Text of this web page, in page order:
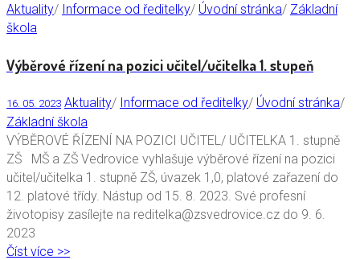
Aktuality/ Informace od ředitelky/ Úvodní stránka/ Základní
škola
Výběrové řízení na pozici učitel/učitelka 1. stupeň
16. 05. 2023 Aktuality/ Informace od ředitelky/ Úvodní stránka/
Základní škola
VÝBĚROVÉ ŘÍZENÍ NA POZICI UČITEL/ UČITELKA 1. stupně
ZŠ MŠ a ZŠ Vedrovice vyhlašuje výběrové řízení na pozici
učitel/učitelka 1. stupně ZŠ, úvazek 1,0, platové zařazení do
12. platové třídy. Nástup od 15. 8. 2023. Své profesní
životopisy zasílejte na reditelka@zsvedrovice.cz do 9. 6.
2023
Číst více >>